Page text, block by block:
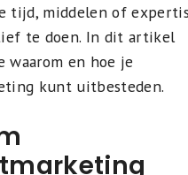
tijd, middelen of
te doen. In dit artikel
waarom en hoe je
kunt uitbesteden.